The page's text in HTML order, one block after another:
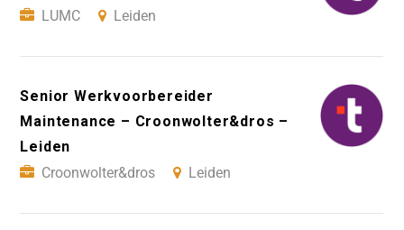
LUMC
Leiden
Senior Werkvoorbereider
Maintenance – Croonwolter&dros –
Leiden
Croonwolter&dros
Leiden